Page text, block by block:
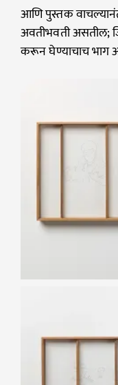
आणि पुस्तक
अवतीभवती असतील;
करून घेण्याचाच भाग